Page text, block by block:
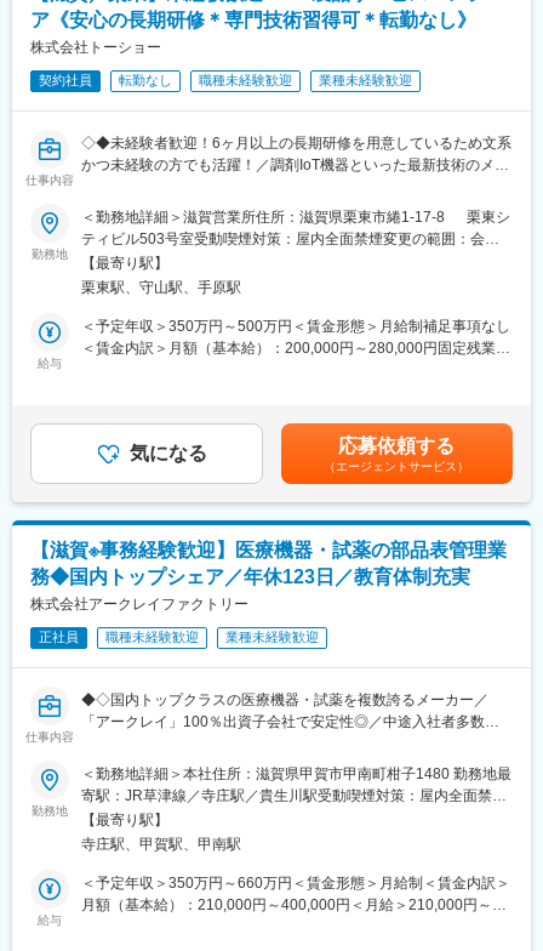
・結果に基づく品質改善策の立案・実施
・製品開発段階からの品質管理支援（製品会議への参加）
・海外工場に対する品質基準向上の指導・サポート
＜製品について＞
体外診断用医薬品（尿試験紙、インフルエンザ診断薬、自己血糖
測定センサー）は検体検査に用いられ、疾病の有無だけでなく重
症度や進行度、合併症を定量的に把握し、健康管理や治療方針の
■入社後の流れ：
・入社後は、配属部門にてOJTを中心に業務を習得していただき
ます。
支える役割へとステップアップしていただくことを期待していま
す。
・マイカー通勤可
■組織構成：
試薬品質管理チーム
└29名配属（正社員：9名、契約社員：1名、技能実習生：11名、
パート社員8名）※20代～60代まで幅広く在籍しております。
※コミュニケーションが活発で、部署を問わず相談しやすい、活気
のある雰囲気が特徴です。
当社は、臨床検査機器および体外医薬品の研究・開発を行うアー
クレイ株式会社の生産部門であり、世界に広がる生産拠点のマザ
貫した生産体制を確立、高品質で高効率な生産体制でよい商品を
作りだしています。アークレイグループは、糖尿病検査装置の分
野では国内トップクラスの地位を築いています。
変更の範囲：会社の定める業務
ア《安心の長期研修＊専門技術習得可＊転勤なし》
株式会社トーショー
契約社員 転勤なし 職種未経験歓迎 業種未経験歓迎
仕事内容
◇◆未経験者歓迎！6ヶ月以上の長期研修を用意しているため文系
かつ未経験の方でも活躍！／調剤IoT機器といった最新技術のメン
い方も歓迎！社会貢献性の高い仕事◆◇
【はじめに】
当ポジションはフィールドエンジニアと言われる、自社製品を購
入されたお客様先へ出向き、機械やシステムのメンテナンスを行
う技術職となります。
メンテナンススキルの市場価値は上昇の一途を辿っており、同社
【業務内容】
同社のフィールドエンジニアとして主力製品である「全自動調剤
分包機」や「リアルタイム薬品管理装置」といった調剤IoT機器の
【業務詳細】
（1）メンテナンス契約を締結していただいているお客様に定期的
に伺って機械の状態を確認調整する業務
（2）メンテナンス契約の有無に関わらず全ての機械トラブルに対
する緊急対応
（3）新しい機械を導入する際の導入設置作業
（4）メンテナンスに関する書類作成（保守契約更新、修理履歴・
機器状態報告書など）
【ポジションの魅力】
全く無い方でも立ち上りが可能となっております。
・業界トップクラスのIoT製品や医療システムに触れる事が可能で
す。また、製品知識だけでなくメンテナンススキルも習得可能な
ため市場価値向上が可能です。
登用となり、業界トップクラスシェアを誇る優良企業の正社員と
して安定就業が可能です。（登用率98%、試験ノルマなし）
勤務地
＜勤務地詳細＞滋賀営業所住所：滋賀県栗東市綣1-17-8 栗東シ
ティビル503号室受動喫煙対策：屋内全面禁煙変更の範囲：会社
の定める事業所（リモートワーク含む）
【最寄り駅】
栗東駅、守山駅、手原駅
給与
＜予定年収＞350万円～500万円＜賃金形態＞月給制補足事項なし
＜賃金内訳＞月額（基本給）：200,000円～280,000円固定残業手
＞※給与詳細は、年齢・スキルを考慮し決定します。■昇給：年1
回■賞与：年2回年収420万円／30歳 経験5年年収500万円／32歳
経験7年賃金はあくまでも目安の金額であり、選考を通じて上下す
る可能性があります。月給(月額)は固定手当を含めた表記です。
気になる 応募依頼する
（エージェントサービス）
【滋賀※事務経験歓迎】医療機器・試薬の部品表管理業
務◆国内トップシェア／年休123日／教育体制充実
株式会社アークレイファクトリー
正社員 職種未経験歓迎 業種未経験歓迎
仕事内容
◆◇国内トップクラスの医療機器・試薬を複数誇るメーカー／
「アークレイ」100％出資子会社で安定性◎／中途入社者多数で
／マイカー通勤可・シャトルバスあり◆◇
■業務概要：
医療機器（血糖自己測定器・試薬）の製品データや部品情報が正
しく管理されているかを確認・登録する事務業務です。
必要な部品情報・構成情報・変更履歴を専用システムで管理し社
内外との情報のズレを防ぐ役割を担います。
勤務地
＜勤務地詳細＞本社住所：滋賀県甲賀市甲南町柑子1480 勤務地最
寄駅：JR草津線／寺庄駅／貴生川駅受動喫煙対策：屋内全面禁煙
変更の範囲：会社の定める事業所
【最寄り駅】
寺庄駅、甲賀駅、甲南駅
給与
＜予定年収＞350万円～660万円＜賃金形態＞月給制＜賃金内訳＞
月額（基本給）：210,000円～400,000円＜月給＞210,000円～